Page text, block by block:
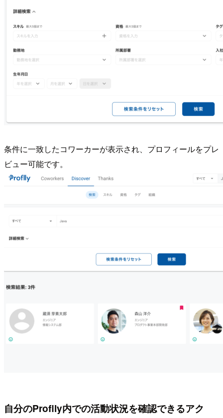
条件に一致したコワーカーが表示され、プロフィールをプレ
ビュー可能です。
自分のProflly内での活動状況を確認できるアク